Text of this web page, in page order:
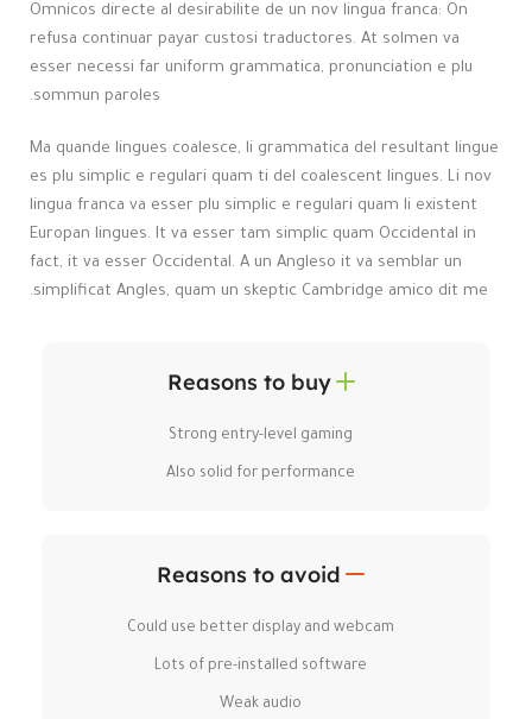
Omnicos directe al desirabilite de un nov lingua franca: On
refusa continuar payar custosi traductores. At solmen va
esser necessi far uniform grammatica, pronunciation e plu
sommun paroles.
Ma quande lingues coalesce, li grammatica del resultant lingue
es plu simplic e regulari quam ti del coalescent lingues. Li nov
lingua franca va esser plu simplic e regulari quam li existent
Europan lingues. It va esser tam simplic quam Occidental in
fact, it va esser Occidental. A un Angleso it va semblar un
simplificat Angles, quam un skeptic Cambridge amico dit me.
Reasons to buy
Strong entry-level gaming
Also solid for performance
Reasons to avoid
Could use better display and webcam
Lots of pre-installed software
Weak audio